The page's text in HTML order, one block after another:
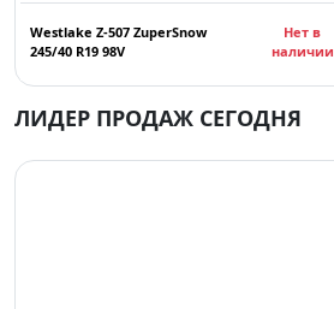
Westlake Z-507 ZuperSnow
245/40 R19 98V
Нет в
наличии
ЛИДЕР ПРОДАЖ СЕГОДНЯ